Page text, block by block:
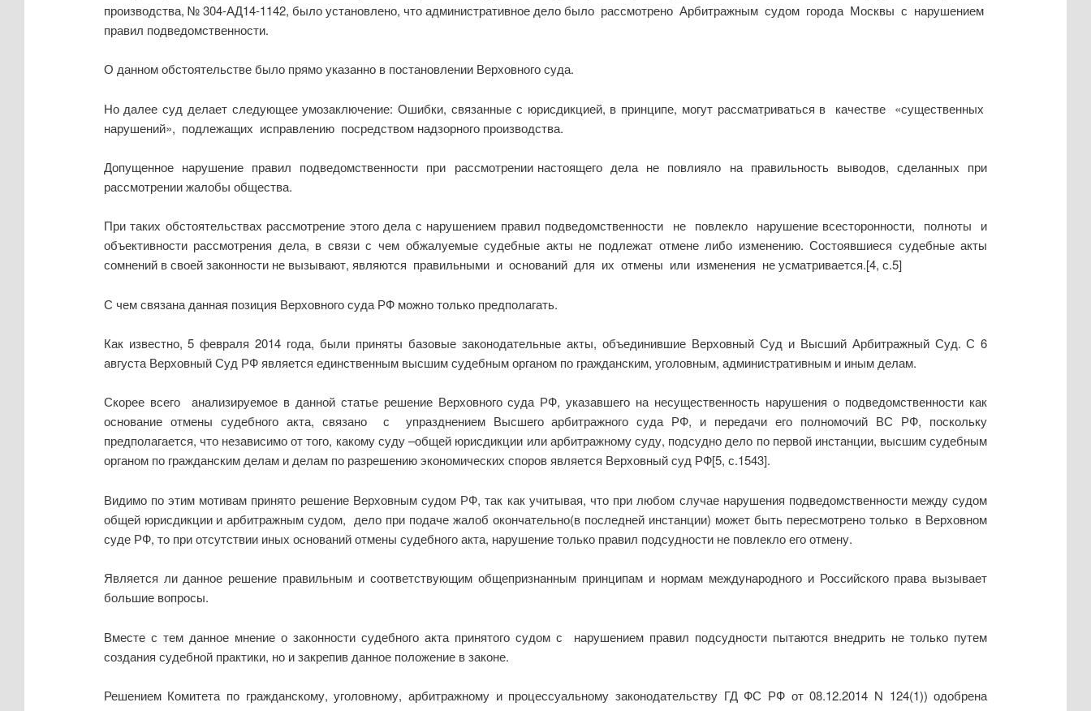
производства, № 304-АД14-1142, было установлено, что административное дело было рассмотрено Арбитражным судом города Москвы с нарушением
правил подведомственности.
О данном обстоятельстве было прямо указанно в постановлении Верховного суда.
Но далее суд делает следующее умозаключение: Ошибки, связанные с юрисдикцией, в принципе, могут рассматриваться в качестве «существенных
нарушений», подлежащих исправлению посредством надзорного производства.
Допущенное нарушение правил подведомственности при рассмотрении настоящего дела не повлияло на правильность выводов, сделанных при
рассмотрении жалобы общества.
При таких обстоятельствах рассмотрение этого дела с нарушением правил подведомственности не повлекло нарушение всесторонности, полноты и
объективности рассмотрения дела, в связи с чем обжалуемые судебные акты не подлежат отмене либо изменению. Состоявшиеся судебные акты
сомнений в своей законности не вызывают, являются правильными и оснований для их отмены или изменения не усматривается.[4, с.5]
С чем связана данная позиция Верховного суда РФ можно только предполагать.
Как известно, 5 февраля 2014 года, были приняты базовые законодательные акты, объединившие Верховный Суд и Высший Арбитражный Суд. С 6
августа Верховный Суд РФ является единственным высшим судебным органом по гражданским, уголовным, административным и иным делам.
Скорее всего анализируемое в данной статье решение Верховного суда РФ, указавшего на несущественность нарушения о подведомственности как
основание отмены судебного акта, связано с упразднением Высшего арбитражного суда РФ, и передачи его полномочий ВС РФ, поскольку
предполагается, что независимо от того, какому суду –общей юрисдикции или арбитражному суду, подсудно дело по первой инстанции, высшим судебным
органом по гражданским делам и делам по разрешению экономических споров является Верховный суд РФ[5, с.1543].
Видимо по этим мотивам принято решение Верховным судом РФ, так как учитывая, что при любом случае нарушения подведомственности между судом
общей юрисдикции и арбитражным судом, дело при подаче жалоб окончательно(в последней инстанции) может быть пересмотрено только в Верховном
суде РФ, то при отсутствии иных оснований отмены судебного акта, нарушение только правил подсудности не повлекло его отмену.
Является ли данное решение правильным и соответствующим общепризнанным принципам и нормам международного и Российского права вызывает
большие вопросы.
Вместе с тем данное мнение о законности судебного акта принятого судом с нарушением правил подсудности пытаются внедрить не только путем
создания судебной практики, но и закрепив данное положение в законе.
Решением Комитета по гражданскому, уголовному, арбитражному и процессуальному законодательству ГД ФС РФ от 08.12.2014 N 124(1)) одобрена